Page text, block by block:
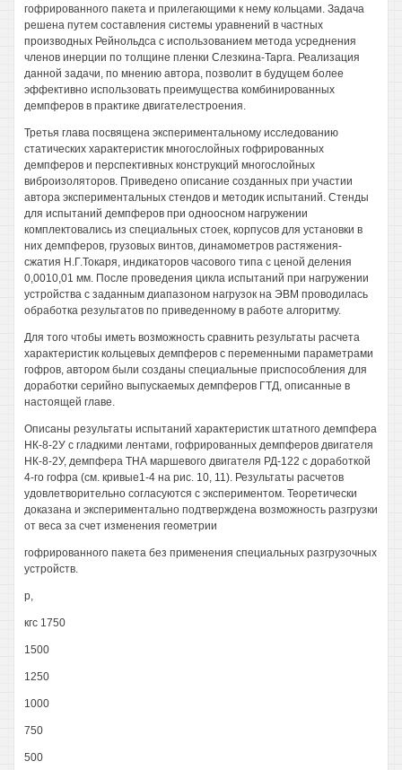
гофрированного пакета и прилегающими к нему кольцами. Задача
решена путем составления системы уравнений в частных
производных Рейнольдса с использованием метода усреднения
членов инерции по толщине пленки Слезкина-Тарга. Реализация
данной задачи, по мнению автора, позволит в будущем более
эффективно использовать преимущества комбинированных
демпферов в практике двигателестроения.
Третья глава посвящена экспериментальному исследованию
статических характеристик многослойных гофрированных
демпферов и перспективных конструкций многослойных
виброизоляторов. Приведено описание созданных при участии
автора экспериментальных стендов и методик испытаний. Стенды
для испытаний демпферов при одноосном нагружении
комплектовались из специальных стоек, корпусов для установки в
них демпферов, грузовых винтов, динамометров растяжения-
сжатия Н.Г.Токаря, индикаторов часового типа с ценой деления
0,0010,01 мм. После проведения цикла испытаний при нагружении
устройства с заданным диапазоном нагрузок на ЭВМ проводилась
обработка результатов по приведенному в работе алгоритму.
Для того чтобы иметь возможность сравнить результаты расчета
характеристик кольцевых демпферов с переменными параметрами
гофров, автором были созданы специальные приспособления для
доработки серийно выпускаемых демпферов ГТД, описанные в
настоящей главе.
Описаны результаты испытаний характеристик штатного демпфера
НК-8-2У с гладкими лентами, гофрированных демпферов двигателя
НК-8-2У, демпфера ТНА маршевого двигателя РД-122 с доработкой
4-го гофра (см. кривые1-4 на рис. 10, 11). Результаты расчетов
удовлетворительно согласуются с экспериментом. Теоретически
доказана и экспериментально подтверждена возможность разгрузки
от веса за счет изменения геометрии
гофрированного пакета без применения специальных разгрузочных
устройств.
р,
кгс 1750
1500
1250
1000
750
500